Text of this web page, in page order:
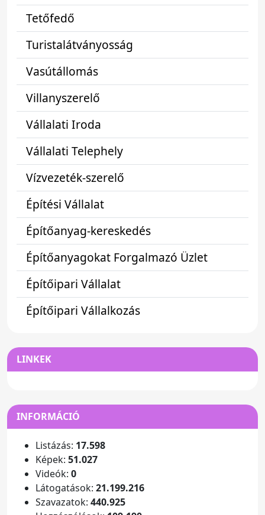
Tetőfedő
Turistalátványosság
Vasútállomás
Villanyszerelő
Vállalati Iroda
Vállalati Telephely
Vízvezeték-szerelő
Építési Vállalat
Építőanyag-kereskedés
Építőanyagokat Forgalmazó Üzlet
Építőipari Vállalat
Építőipari Vállalkozás
LINKEK
INFORMÁCIÓ
Listázás: 17.598
Képek: 51.027
Videók: 0
Látogatások: 21.199.216
Szavazatok: 440.925